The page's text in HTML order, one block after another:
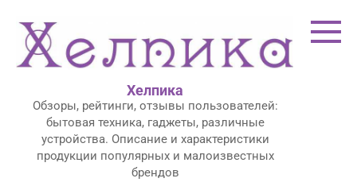
контенту
Хелпика
Обзоры, рейтинги, отзывы пользователей:
бытовая техника, гаджеты, различные
устройства. Описание и характеристики
продукции популярных и малоизвестных
брендов